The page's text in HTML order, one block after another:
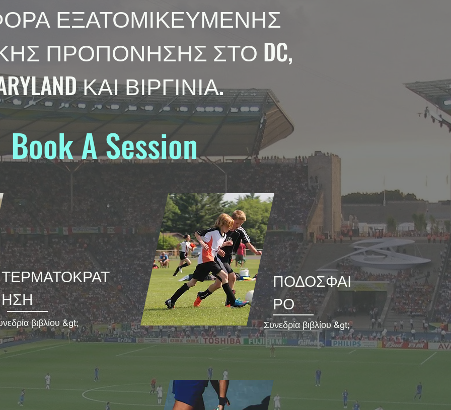
ΕΞΑΤΟΜΙΚΕΥΜΕΝΗΣ
ΠΡΟΠΟΝΗΣΗΣ ΣΤΟ DC,
ΚΑΙ ΒΙΡΓΙΝΙΑ.
Book A Session
ΤΕΡΜΑΤΟΚΡΑΤ
ΗΣΗ
βιβλίου &gt;
ΠΟΔΟΣΦΑΙ
ΡΟ
Συνεδρία βιβλίου &gt;